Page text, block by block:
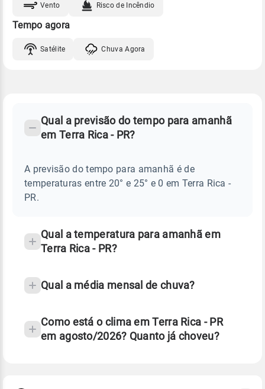
Vento Risco de Incêndio
Tempo agora
Satélite Chuva Agora
Perguntas
sobre
chuva
Qual a previsão do tempo para amanhã
em Terra Rica - PR?
A previsão do tempo para amanhã é de
temperaturas entre 20° e 25° e 0 em Terra Rica -
PR.
Qual a temperatura para amanhã em
Terra Rica - PR?
Qual a média mensal de chuva?
Como está o clima em Terra Rica - PR
em agosto/2026? Quanto já choveu?